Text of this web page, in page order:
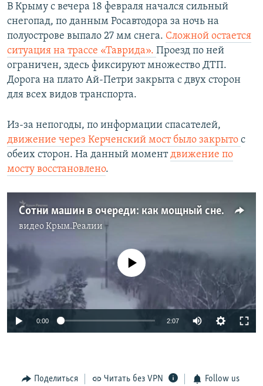
В Крыму с вечера 18 февраля начался сильный
снегопад, по данным Росавтодора за ночь на
полуострове выпало 27 мм снега. Сложной остается
ситуация на трассе «Таврида». Проезд по ней
ограничен, здесь фиксируют множество ДТП.
Дорога на плато Ай-Петри закрыта с двух сторон
для всех видов транспорта.
Из-за непогоды, по информации спасателей,
движение через Керченский мост было закрыто с
обеих сторон. На данный моментдвижение по
мосту восстановлено.
Сотни машин в очереди: как мощный снегопад остановил Керченский мост (видео)
видеоКрым.Реалии
Auto 240p 360p 480p
No media source currently available
0:00 2:07
480p
Поделиться Читать без VPN Follow us